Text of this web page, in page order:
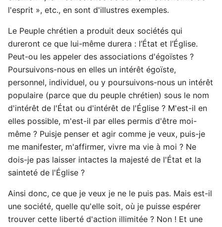
l'esprit », etc., en sont d'illustres exemples.
Le Peuple chrétien a produit deux sociétés qui
dureront ce que lui-même durera : l’État et l’Église.
Peut-ou les appeler des associations d'égoïstes ?
Poursuivons-nous en elles un intérêt égoïste,
personnel, individuel, ou y poursuivons-nous un intérêt
populaire (parce que du peuple chrétien) sous le nom
d'intérêt de l'État ou d'intérêt de l'Église ? M'est-il en
elles possible, m'est-il par elles permis d'être moi-
même ? Puisje penser et agir comme je veux, puis-je
me manifester, m'affirmer, vivre ma vie à moi ? Ne
dois-je pas laisser intactes la majesté de l'État et la
sainteté de l'Église ?
Ainsi donc, ce que je veux je ne le puis pas. Mais est-il
une société, quelle qu'elle soit, où je puisse espérer
trouver cette liberté d'action illimitée ? Non ! Et une